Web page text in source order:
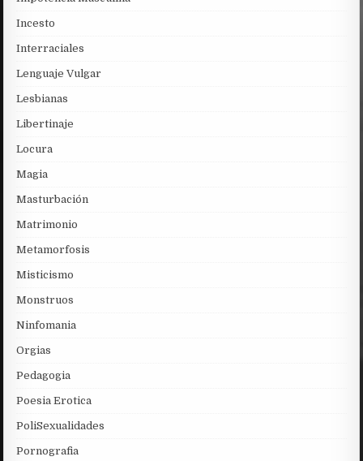
Incesto
Interraciales
Lenguaje Vulgar
Lesbianas
Libertinaje
Locura
Magia
Masturbación
Matrimonio
Metamorfosis
Misticismo
Monstruos
Ninfomania
Orgias
Pedagogia
Poesia Erotica
PoliSexualidades
Pornografia